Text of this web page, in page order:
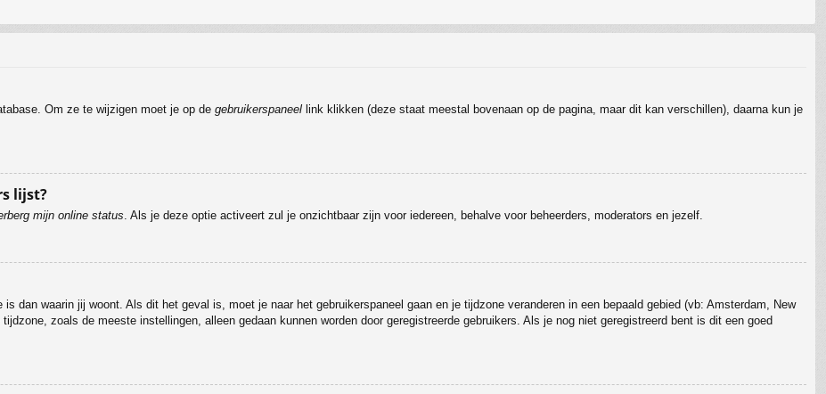
Om ze te wijzigen moet je op de gebruikerspaneel link klikken (deze staat meestal bovenaan op de pagina, maar dit kan verschillen), daarna kun je
lijst?
mijn online status . Als je deze optie activeert zul je onzichtbaar zijn voor iedereen, behalve voor beheerders, moderators en jezelf.
dan waarin jij woont. Als dit het geval is, moet je naar het gebruikerspaneel gaan en je tijdzone veranderen in een bepaald gebied (vb: Amsterdam, New
zoals de meeste instellingen, alleen gedaan kunnen worden door geregistreerde gebruikers. Als je nog niet geregistreerd bent is dit een goed